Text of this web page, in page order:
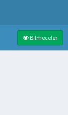
Bilmeceler